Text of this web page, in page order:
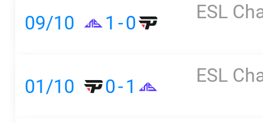
09/10 1 -0 ESL
01/10 0-1 ESL